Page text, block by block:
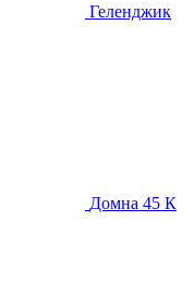
Геленджик
Домна 45 К